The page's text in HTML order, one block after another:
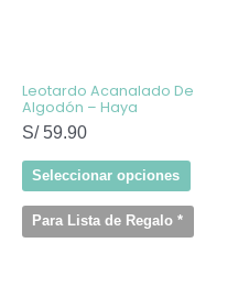
Leotardo Acanalado De
Algodón – Haya
S/59.90
Seleccionar opciones
elegir
en
producto
Para Lista de Regalo *